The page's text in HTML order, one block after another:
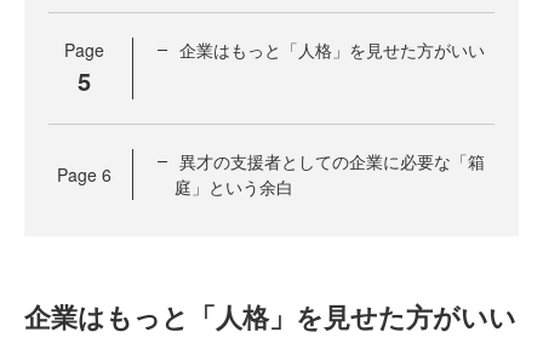
Page
5
企業はもっと「人格」を見せた方がいい
Page 6
異才の支援者としての企業に必要な「箱
庭」という余白
企業はもっと「人格」を見せた方がいい